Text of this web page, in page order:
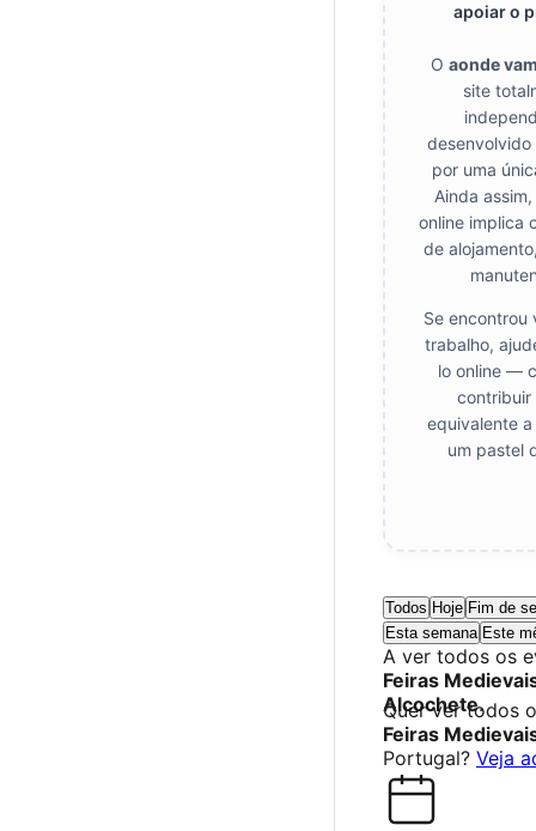
apoiar o
O aonde
site
desenvolvido
por uma
Ainda
online implica
de
Se encontrou
trabalho,
lo online —
contribuir
equivalente
um pastel
Todos Hoje Fim de
Esta semana Este
A ver todos os
Feiras
Alcochete.
Quer ver todos
Feiras
Portugal? Veja